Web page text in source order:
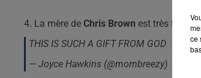
4. La mère de Chris Brown est très fière
THIS IS SUCH A GIFT FROM GOD
— Joyce Hawkins (@mombreezy)
ce